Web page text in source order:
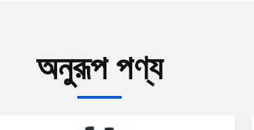
অনুরূপ পণ্য